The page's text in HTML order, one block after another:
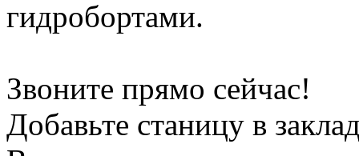
гидробортами.
Звоните прямо сейчас!
Добавьте станицу в